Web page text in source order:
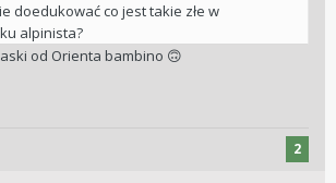
doedukować co jest takie złe w
alpinista?
od Orienta bambino 🙃
2